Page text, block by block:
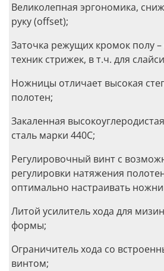
Великолепная эргономика,
руку (offset);
Заточка режущих кромок полу
техник стрижек, в т.ч. для
Ножницы отличает высокая
полотен;
Закаленная
сталь марки 440С;
Регулировочный винт с
регулировки натяжения
оптимально настраивать
Литой усилитель хода для
формы;
Ограничитель хода со
винтом;